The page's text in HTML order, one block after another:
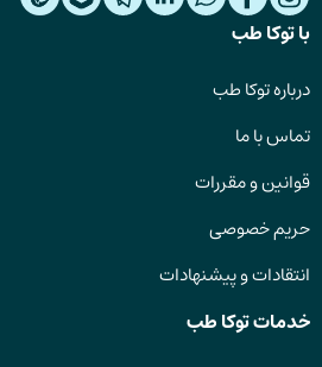
با توکا طب
درباره توکا طب
تماس با ما
قوانین و مقررات
حریم خصوصی
انتقادات و پیشنهادات
خدمات توکا طب